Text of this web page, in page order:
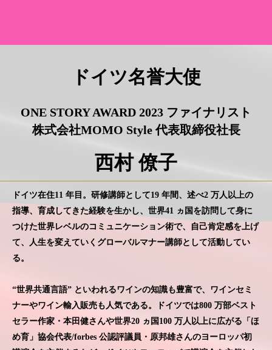
ドイツ名誉大使
ONE STORY AWARD 2023 ファイナリスト
株式会社MOMO Style 代表取締役社長
西村 僚子
ドイツ在住11 年目。研修講師として19 年間、述べ2 万人以上の
指導、育成してきた経験を生かし、世界41 ヵ国を訪問して身に
つけた世界レベルのコミュニケーション術で、自己肯定感を上げ
て、人生を変えていくグローバルマナー講師として活動してい
る。
“世界共通言語” といわれるワインの知識も豊富で、ワインセミ
ナーやワイン輸入販売も人気である。ドイツでは800 万部ベスト
セラー作家・本田健さんや世界20 ヵ国100 万人以上に広がる「ほ
め育」協会代表/forbes 公認評議員・原邦雄さんのヨーロッパ初